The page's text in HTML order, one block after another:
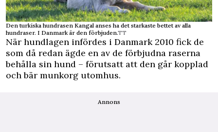
Den turkiska hundrasen Kangal anses ha det starkaste bettet av alla
hundraser. I Danmark är den förbjuden.TT
När hundlagen infördes i Danmark 2010 fick de
som då redan ägde en av de förbjudna raserna
behålla sin hund – förutsatt att den går kopplad
och bär munkorg utomhus.
Annons